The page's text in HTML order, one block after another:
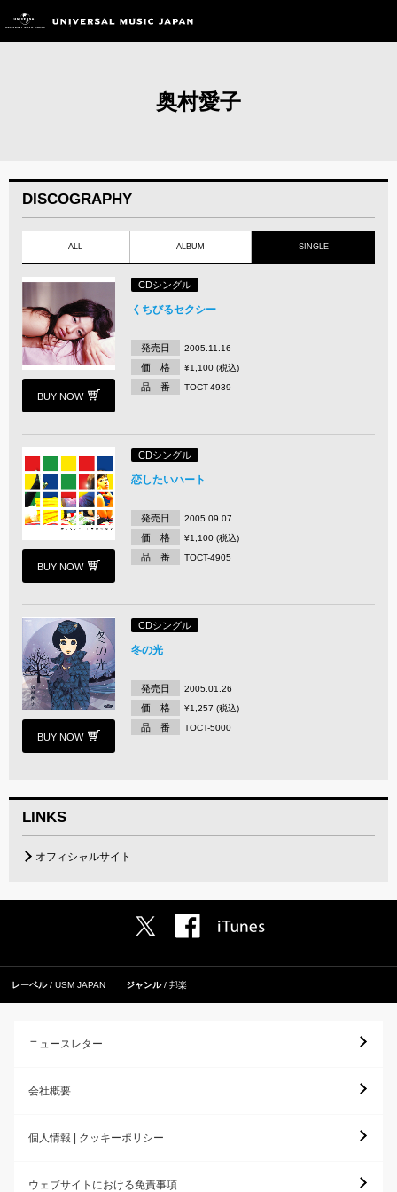
奥村愛子
DISCOGRAPHY
ALL ALBUM SINGLE
BUY NOW
CDシングル
くちびるセクシー
発売日 2005.11.16
価 格 ¥1,100 (税込)
品 番 TOCT-4939
BUY NOW
CDシングル
恋したいハート
発売日 2005.09.07
価 格 ¥1,100 (税込)
品 番 TOCT-4905
BUY NOW
CDシングル
冬の光
発売日 2005.01.26
価 格 ¥1,257 (税込)
品 番 TOCT-5000
LINKS
オフィシャルサイト
レーベル USM JAPAN ジャンル 邦楽
ニュースレター
会社概要
個人情報 | クッキーポリシー
ウェブサイトにおける免責事項